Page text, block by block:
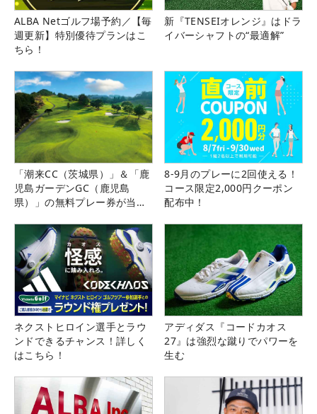
ALBA Netゴルフ場予約／【毎
週更新】特別優待プランはこ
ちら！
新『TENSEIオレンジ』はドラ
イバーシャフトの“最適解”
「潮来CC（茨城県）」＆「鹿
児島ガーデンGC（鹿児島
県）」の無料プレー券が当た
8-9月のプレーに2回使える！
コース限定2,000円クーポン
配布中！
ネクストヒロイン選手とラウ
ンドできるチャンス！詳しく
はこちら！
アディダス『コードカオス
27』は強烈な蹴りでパワーを
生む